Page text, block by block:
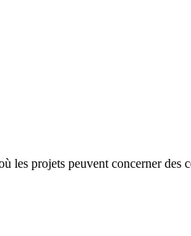
projets peuvent concerner des